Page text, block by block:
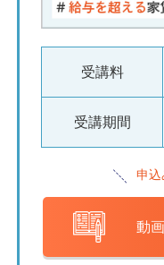
受講料
受講期間
申込
動